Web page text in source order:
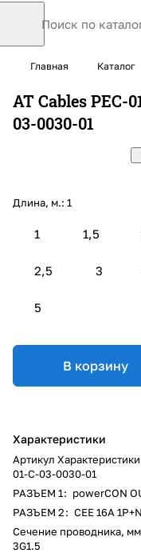
Главная Каталог
AT Cables PEC-
03-0030-01
Длина, м.: 1
1 1,5
2,5 3
5
В корзину
Характеристики
Артикул Характеристики
01-C-03-0030-01
РАЗЪЕМ 1: powerCON
РАЗЪЕМ 2: CEE 16A
Сечение проводника,
3G1.5